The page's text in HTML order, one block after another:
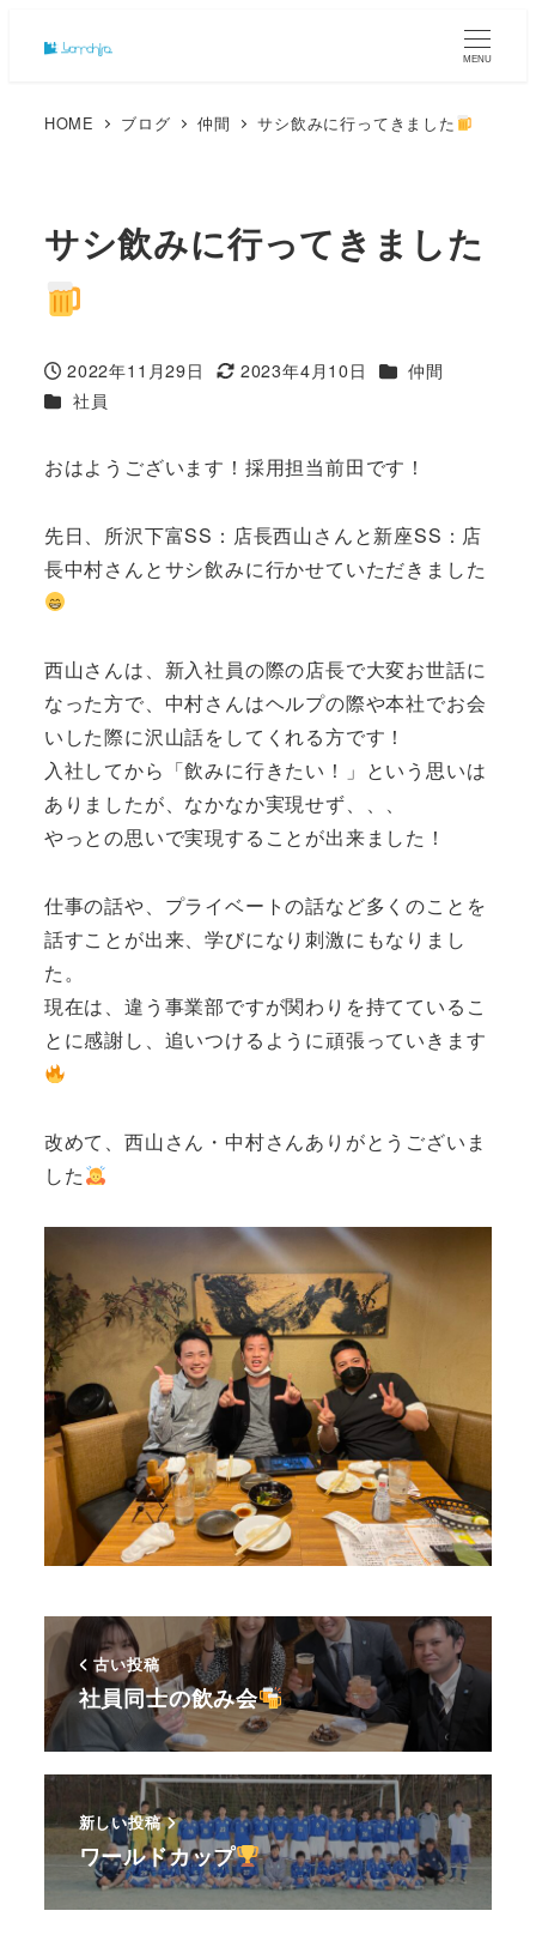
MENU
HOME ブログ 仲間 サシ飲みに行ってきました
サシ飲みに行ってきました
投稿日
2022年11月29日
更新日
2023年4月10日 カテゴリー
仲間
カテゴリー
社員
おはようございます！採用担当前田です！
先日、所沢下富SS：店長西山さんと新座SS：店
長中村さんとサシ飲みに行かせていただきました
西山さんは、新入社員の際の店長で大変お世話に
なった方で、中村さんはヘルプの際や本社でお会
いした際に沢山話をしてくれる方です！
入社してから「飲みに行きたい！」という思いは
ありましたが、なかなか実現せず、、、
やっとの思いで実現することが出来ました！
仕事の話や、プライベートの話など多くのことを
話すことが出来、学びになり刺激にもなりまし
た。
現在は、違う事業部ですが関わりを持てているこ
とに感謝し、追いつけるように頑張っていきます
改めて、西山さん・中村さんありがとうございま
した
古い投稿
社員同士の飲み会
新しい投稿
ワールドカップ